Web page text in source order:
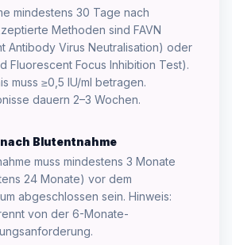
mindestens 30 Tage nach
Methoden sind FAVN
Antibody Virus Neutralisation) oder
Fluorescent Focus Inhibition Test).
muss ≥0,5 IU/ml betragen.
dauern 2–3 Wochen.
Blutentnahme
muss mindestens 3 Monate
24 Monate) vor dem
abgeschlossen sein. Hinweis:
von der 6-Monate-